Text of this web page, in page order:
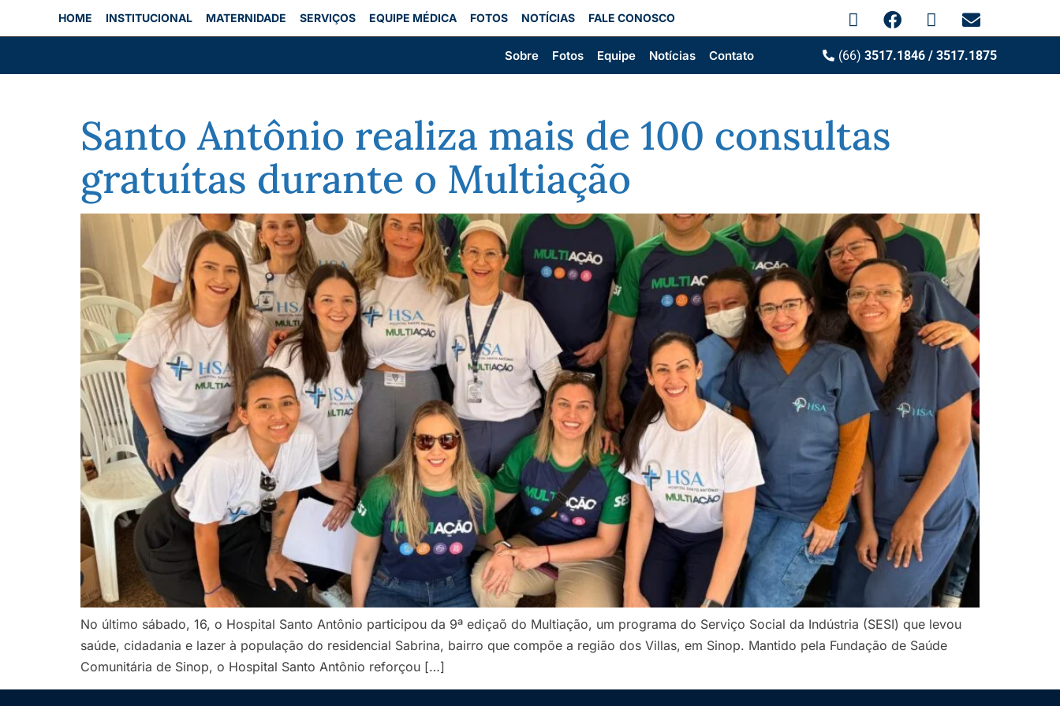
HOME INSTITUCIONAL MATERNIDADE SERVIÇOS EQUIPE MÉDICA FOTOS NOTÍCIAS FALE CONOSCO
Sobre Fotos Equipe Notícias Contato (66) 3517.1846 / 3517.1875
Santo Antônio realiza mais de 100 consultas
gratuítas durante o Multiação
No último sábado, 16, o Hospital Santo Antônio participou da 9ª ediçaõ do Multiação, um programa do Serviço Social da Indústria (SESI) que levou
saúde, cidadania e lazer à população do residencial Sabrina, bairro que compõe a região dos Villas, em Sinop. Mantido pela Fundação de Saúde
Comunitária de Sinop, o Hospital Santo Antônio reforçou […]